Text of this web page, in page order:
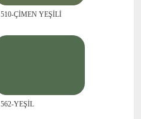
510-ÇİMEN YEŞİLİ
562-YEŞİL